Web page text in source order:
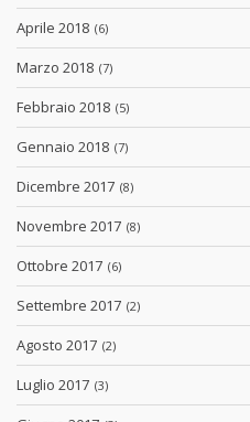
Aprile 2018 (6)
Marzo 2018 (7)
Febbraio 2018 (5)
Gennaio 2018 (7)
Dicembre 2017 (8)
Novembre 2017 (8)
Ottobre 2017 (6)
Settembre 2017 (2)
Agosto 2017 (2)
Luglio 2017 (3)